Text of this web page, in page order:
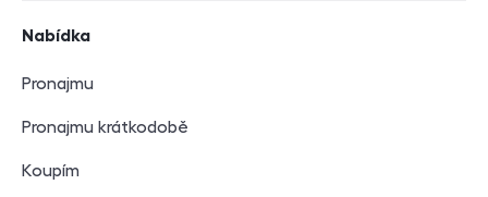
Nabídka
Pronajmu
Pronajmu krátkodobě
Koupím